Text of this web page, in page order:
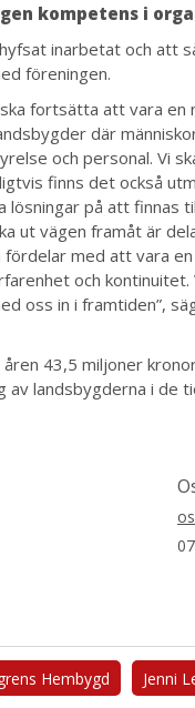
kompetens i
inarbetat och att
föreningen.
fortsätta att vara en
där
och personal. Vi
finns det också
på att finnas
ut vägen framåt är
med att vara
och
oss in i framtiden”,
åren 43,5 miljoner
av landsbygderna i de
Hembygd Jenni